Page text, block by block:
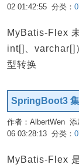
02 01:42:55 分类：
MyBatis-Flex
int[]、varchar[]
型转换
SpringBoot3
作者：AlbertWen 添
06 03:28:13 分类：
MyBatis-Flex